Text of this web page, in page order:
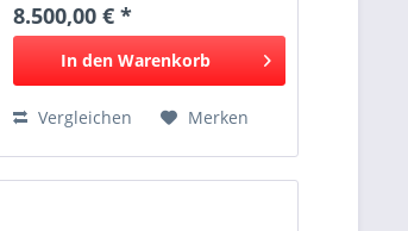
Cayin zwei, auch im Design
perfekt auf den Vorverstärker
Cayin CS-6LA...
8.500,00 € *
In den Warenkorb
Vergleichen Merken